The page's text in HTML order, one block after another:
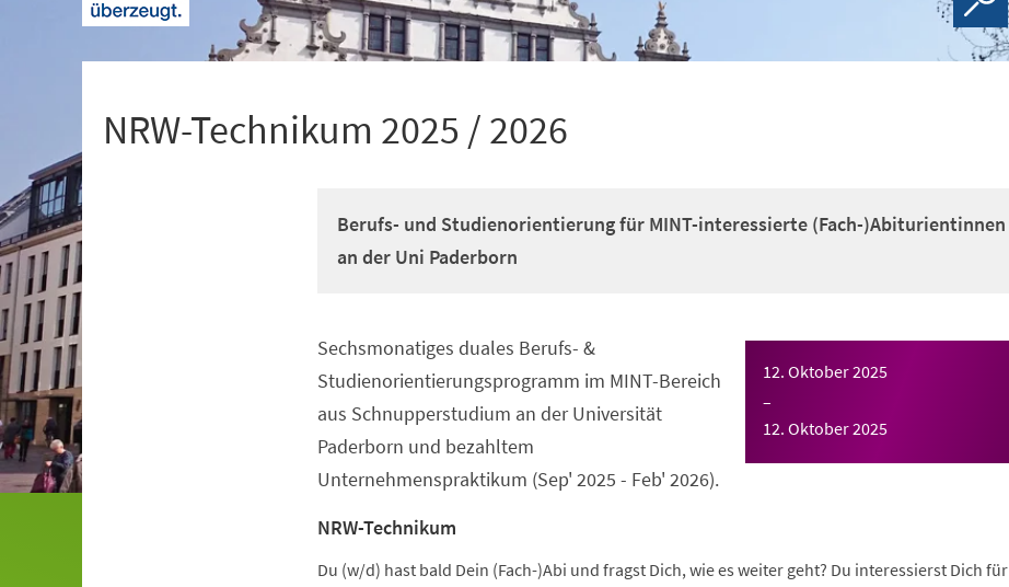
NRW-Technikum 2025 / 2026
Berufs- und Studienorientierung für MINT-interessierte (Fach-)Abiturientinnen
an der Uni Paderborn
12. Oktober 2025
–
12. Oktober 2025
Sechsmonatiges duales Berufs- &
Studienorientierungsprogramm im MINT-Bereich
aus Schnupperstudium an der Universität
Paderborn und bezahltem
Unternehmenspraktikum (Sep' 2025 - Feb' 2026).
NRW-Technikum
Du (w/d) hast bald Dein (Fach-)Abi und fragst Dich, wie es weiter geht? Du interessierst Dich für